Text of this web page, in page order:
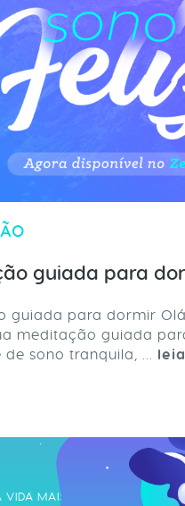
guiada para
guiada para dormir
meditação guiada
sono tranquila, ...
MAIS ZEN